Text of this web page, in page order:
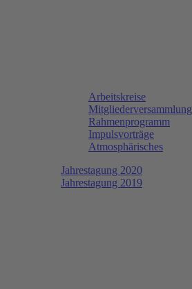
Arbeitskreise
Mitgliederversammlung
Rahmenprogramm
Impulsvorträge
Atmosphärisches
Jahrestagung 2020
Jahrestagung 2019